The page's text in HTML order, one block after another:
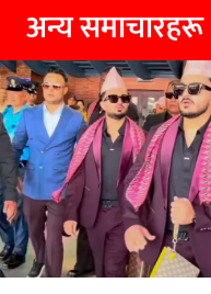
अन्य समाचारहरू